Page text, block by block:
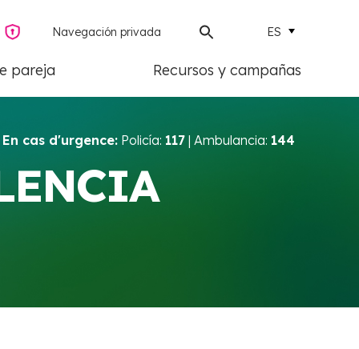
Navegación privada ES
pareja Recursos y campañas
En cas d'urgence: Policía: 117 | Ambulancia: 144